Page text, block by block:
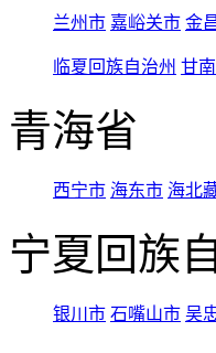
兰州市 嘉峪关市 金
临夏回族自治州 甘
青海省
西宁市 海东市 海北
宁夏回族
银川市 石嘴山市 吴